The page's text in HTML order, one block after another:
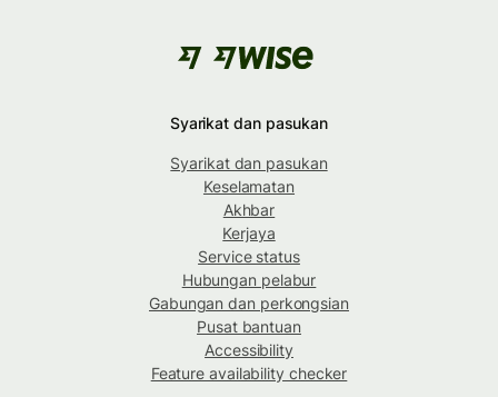
Syarikat dan pasukan
Syarikat dan pasukan
Keselamatan
Akhbar
Kerjaya
Service status
Hubungan pelabur
Gabungan dan perkongsian
Pusat bantuan
Accessibility
Feature availability checker